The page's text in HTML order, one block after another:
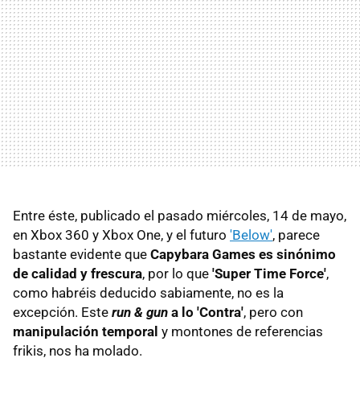
Entre éste, publicado el pasado miércoles, 14 de mayo,
en Xbox 360 y Xbox One, y el futuro 'Below', parece
bastante evidente que Capybara Games es sinónimo
de calidad y frescura, por lo que 'Super Time Force',
como habréis deducido sabiamente, no es la
excepción. Este run & gun a lo 'Contra', pero con
manipulación temporal y montones de referencias
frikis, nos ha molado.